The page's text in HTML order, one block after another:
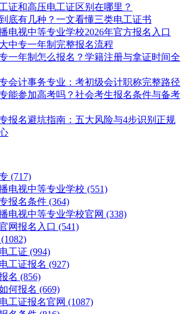
证和高压电工证区别在哪里？
底有几种？一文看懂三类电工证书
电视中等专业学校2026年官方报名入口
专一年制完整报名流程
一年制怎么报名？学籍注册与拿证时间全
会计事务专业：考初级会计职称完整路径
能参加高考吗？社会考生报名条件与备考
报名避坑指南：五大风险与4步识别正规
(717)
电视中等专业学校 (551)
报名条件 (364)
电视中等专业学校官网 (338)
网报名入口 (541)
(1082)
工证 (994)
工证报名 (927)
名 (856)
何报名 (669)
工证报名官网 (1087)